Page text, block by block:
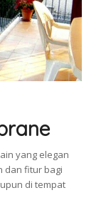
yang elegan
dan fitur bagi
di tempat